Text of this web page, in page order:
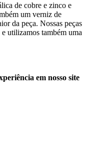
de cobre e zinco e
um verniz de
da peça. Nossas peças
utilizamos também uma
em nosso site